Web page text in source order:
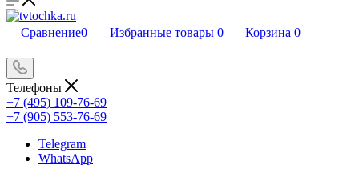
Сравнение0 Избранные товары 0 Корзина 0
Телефоны
+7 (495) 109-76-69
+7 (905) 553-76-69
Telegram
WhatsApp